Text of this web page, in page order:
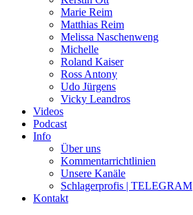
Marie Reim
Matthias Reim
Melissa Naschenweng
Michelle
Roland Kaiser
Ross Antony
Udo Jürgens
Vicky Leandros
Videos
Podcast
Info
Über uns
Kommentarrichtlinien
Unsere Kanäle
Schlagerprofis | TELEGRAM
Kontakt